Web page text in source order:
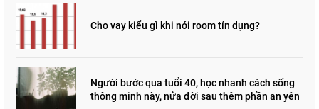
Cho vay kiểu gì khi nới room tín dụng?
Người bước qua tuổi 40, học nhanh cách sống
thông minh này, nửa đời sau thêm phần an yên